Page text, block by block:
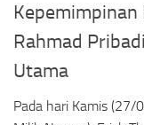
Kepemimpinan
Rahmad
Utama
Pada hari Kamis (27/